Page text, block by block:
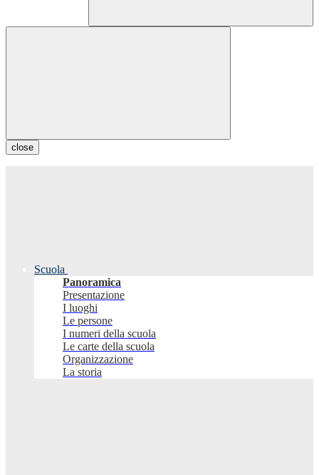
close
Scuola
Panoramica
Presentazione
I luoghi
Le persone
I numeri della scuola
Le carte della scuola
Organizzazione
La storia